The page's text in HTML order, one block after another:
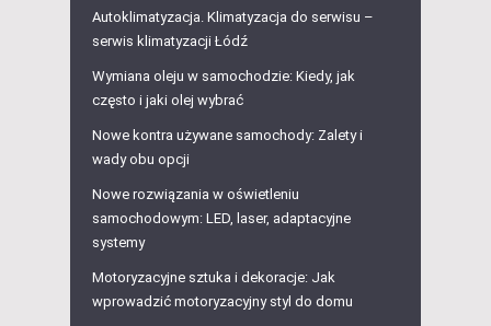
Autoklimatyzacja. Klimatyzacja do serwisu –
serwis klimatyzacji Łódź
Wymiana oleju w samochodzie: Kiedy, jak
często i jaki olej wybrać
Nowe kontra używane samochody: Zalety i
wady obu opcji
Nowe rozwiązania w oświetleniu
samochodowym: LED, laser, adaptacyjne
systemy
Motoryzacyjne sztuka i dekoracje: Jak
wprowadzić motoryzacyjny styl do domu